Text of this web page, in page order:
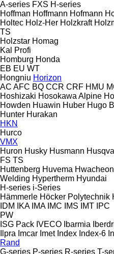
A-series FXS H-series
Hoffman Hoffmann Hofmann
Holtec Holz-Her Holzkraft
TS
Holzstar Homag
Kal
Profi
Homburg Honda
EB EU WT
Hongniu Horizon
AC AFC BQ CCR CRF HMU
Hoshizaki Hosokawa Alpine
Howden Huawin Huber Hugo
Hunter Hurakan
HKN
Hurco
VMX
Huron Husky Husmann
FS TS
Huttenberg Huvema Hwacheon
Welding Hypertherm Hyundai
H-series i-Series
Hämmerle Höcker Polytechnik
IDM
IKA IMA IMC IMS IMT IPC
PW
ISG Pack IVECO Ibarmia
Ilpra Imcar Imet Index Index-6
Rand
G-series P-series R-series T-